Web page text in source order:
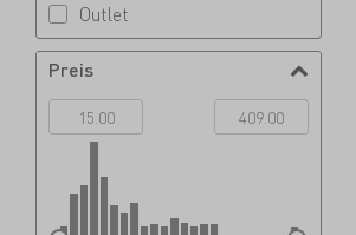
Outlet
Preis